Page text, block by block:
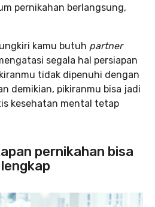
pernikahan berlangsung,
kamu butuh partner
segala hal persiapan
tidak dipenuhi dengan
demikian, pikiranmu bisa jadi
kesehatan mental tetap
pernikahan bisa